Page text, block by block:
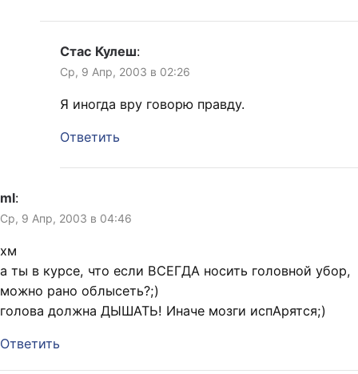
Стас Кулеш:
Ср, 9 Апр, 2003 в 02:26
Я иногда вру говорю правду.
Ответить
ml:
Ср, 9 Апр, 2003 в 04:46
хм
а ты в курсе, что если ВСЕГДА носить головной убор,
можно рано облысеть?;)
голова должна ДЫШАТЬ! Иначе мозги испАрятся;)
Ответить